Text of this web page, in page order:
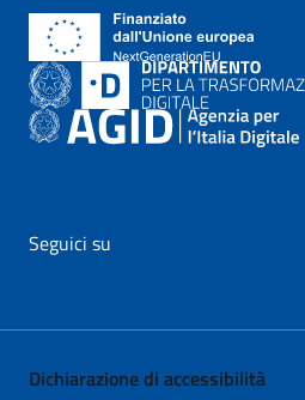
Seguici su
Dichiarazione di accessibilità